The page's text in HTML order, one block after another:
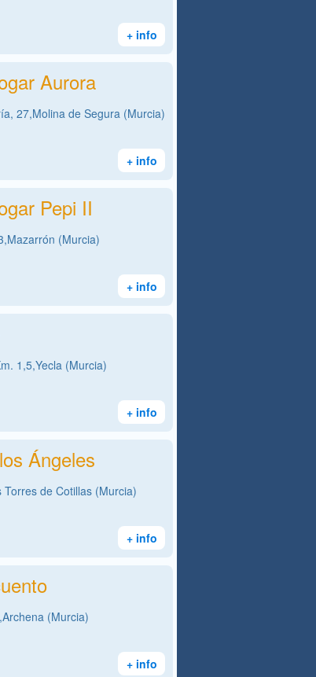
+ info
Aurora
27,Molina de Segura (Murcia)
+ info
Pepi II
(Murcia)
+ info
1,5,Yecla (Murcia)
+ info
Ángeles
de Cotillas (Murcia)
+ info
(Murcia)
+ info